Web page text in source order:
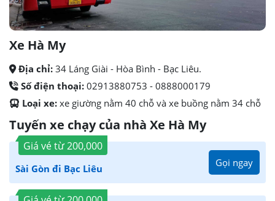
Xe Hà My
Địa chỉ: 34 Láng Giài - Hòa Bình - Bạc Liêu.
Số điện thoại: 02913880753 - 0888000179
Loại xe: xe giường nằm 40 chỗ và xe buồng nằm 34 chỗ
Tuyến xe chạy của nhà Xe Hà My
Giá vé từ200,000
Sài Gòn đi Bạc Liêu Gọi ngay